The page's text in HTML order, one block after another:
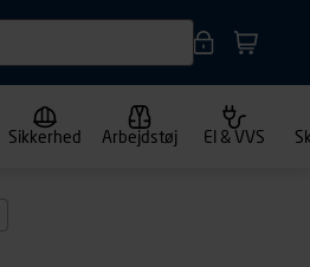
Sikkerhed Arbejdstøj El & VVS